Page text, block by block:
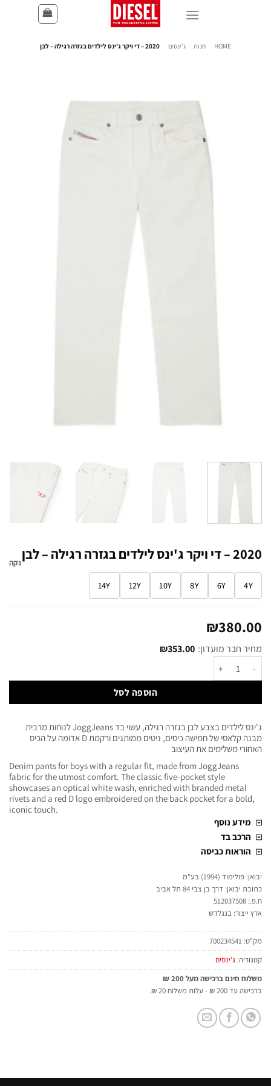
HOME
- חנות - ג'ינסים - 2020 – די ויקר ג'ינס לילדים בגזרה רגילה – לבן
2020 – די ויקר ג'ינס לילדים בגזרה רגילה – לבן
4Y
6Y
8Y
10Y
12Y
14Y
נקה
₪380.00
מחיר חבר מועדון: ₪353.00
הוספה לסל
ג'ינס לילדים בצבע לבן בגזרה רגילה, עשוי בד JoggJeans לנוחות מרבית
מבנה קלאסי של חמישה כיסים, ניטים ממותגים ורקמת D אדומה על הכיס
האחורי משלימים את העיצוב
Denim pants for boys with a regular fit, made from JoggJeans
fabric for the utmost comfort. The classic five-pocket style
showcases an optical white wash, enriched with branded metal
rivets and a red D logo embroidered on the back pocket for a bold,
iconic touch.
מידע נוסף
הרכב בד
הוראות כביסה
יבואן: פולימוד (1994) בע"מ
כתובת יבואן: דרך בן צבי 84 תל אביב
ח.פ.: 512037508
ארץ ייצור: בנגלדש
מק"ט: 700234541
קטגוריה: ג'ינסים
משלוח חינם ברכישה מעל 200 ₪
ברכישה עד 200 ₪ - עלות משלוח 20 ₪.